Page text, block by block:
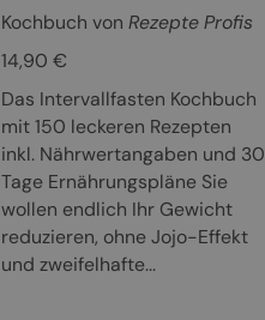
Kochbuch von Rezepte Profis
14,90 €
Das Intervallfasten Kochbuch
mit 150 leckeren Rezepten
inkl. Nährwertangaben und 30
Tage Ernährungspläne Sie
wollen endlich Ihr Gewicht
reduzieren, ohne Jojo-Effekt
und zweifelhafte...